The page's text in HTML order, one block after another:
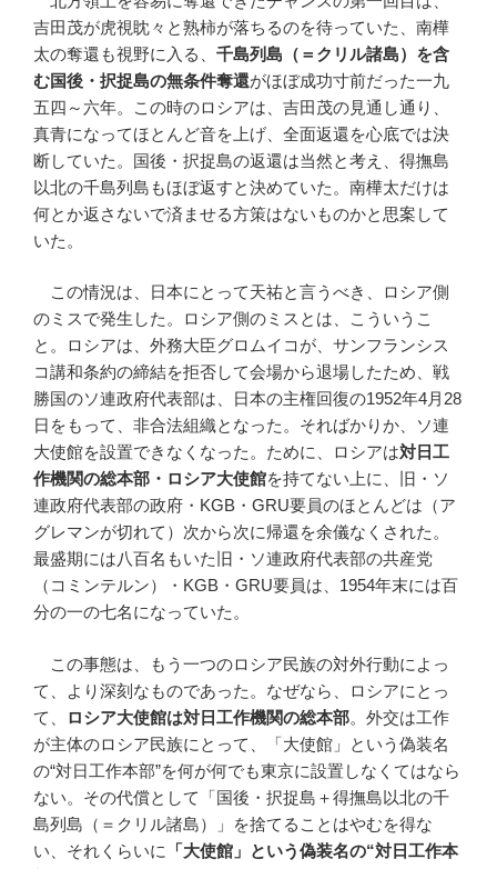
吉田茂が虎視眈々と熟柿が落ちるのを待っていた、南樺
太の奪還も視野に入る、 千島列島 （＝クリル諸島） を含
む国後・択捉島の無条件奪還がほぼ成功寸前だった一九
五四～六年。この時のロシアは、吉田茂の見通し通り、
真青になってほとんど音を上げ、全面返還を心底では決
断していた。国後・択捉島の返還は当然と考え、得撫島
以北の千島列島もほぼ返すと決めていた。南樺太だけは
何とか返さないで済ませる方策はないものかと思案して
いた。
この情況は、日本にとって天祐と言うべき、ロシア側
のミスで発生した。ロシア側のミスとは、こういうこ
と。ロシアは、外務大臣グロムイコが、サンフランシス
コ講和条約の締結を拒否して会場から退場したため、戦
勝国のソ連政府代表部は、日本の主権回復の1952年4月28
日をもって、非合法組織となった。そればかりか、ソ連
大使館を設置できなくなった。ために、ロシアは対日工
作機関の総本部・ロシア大使館を持てない上に、旧・ソ
連政府代表部の政府・KGB・GRU要員のほとんどは（ア
グレマンが切れて）次から次に帰還を余儀なくされた。
最盛期には八百名もいた旧・ソ連政府代表部の共産党
（コミンテルン）・KGB・GRU要員は、1954年末には百
分の一の七名になっていた。
この事態は、もう一つのロシア民族の対外行動によっ
て、より深刻なものであった。なぜなら、ロシアにとっ
て、
ロシア大使館は対日工作機関の総本部。外交は工作
が主体のロシア民族にとって、「大使館」という偽装名
の“対日工作本部”を何が何でも東京に設置しなくてはなら
ない。その代償として「国後・択捉島＋得撫島以北の千
島列島（＝クリル諸島）」を捨てることはやむを得な
い、それくらいに
「大使館」という偽装名の“対日工作本